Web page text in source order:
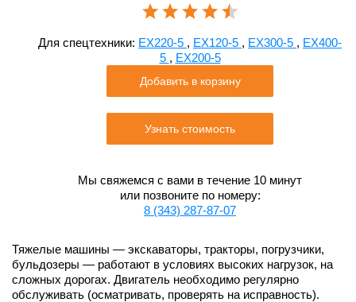
Для спецтехники: EX220-5 , EX120-5 , EX300-5 , EX400-
5 , EX200-5
Добавить в корзину
Узнать стоимость
Мы свяжемся с вами в течение 10 минут
или позвоните по номеру:
8 (343) 287-87-07
Тяжелые машины — экскаваторы, тракторы, погрузчики,
бульдозеры — работают в условиях высоких нагрузок, на
сложных дорогах. Двигатель необходимо регулярно
обслуживать (осматривать, проверять на исправность).